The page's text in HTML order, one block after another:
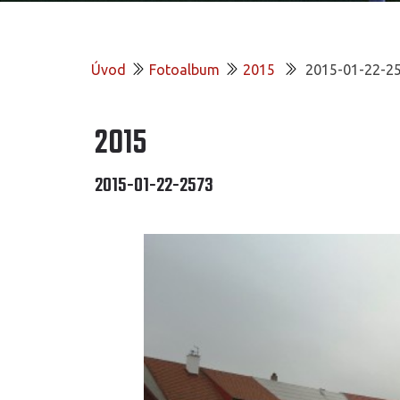
Úvod Fotoalbum 2015 2015-01-22-
2015
2015-01-22-2573